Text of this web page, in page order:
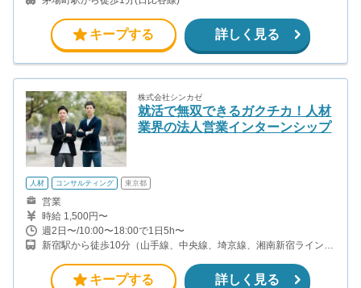
キープする 詳しく見る
株式会社シンカゼ
就活で無双できるガクチカ！人材
業界の法人営業インターンシップ
人材 コンサルティング 東京都
営業
時給 1,500円〜
週2日〜/10:00〜18:00で1日5h〜
新宿駅から徒歩10分（山手線、中央線、埼京線、湘南新宿ライン、
歩5分（西武新宿線） 新宿西口駅から徒歩7分（都営大江戸線）
キープする 詳しく見る